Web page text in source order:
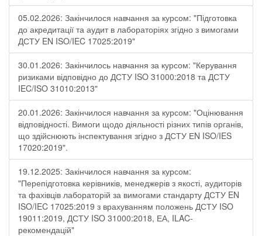
05.02.2026: Закінчилося навчання за курсом: "Підготовка
до акредитації та аудит в лабораторіях згідно з вимогами
ДСТУ EN ISO/IEC 17025:2019"
30.01.2026: Закінчилось навчання за курсом: "Керування
ризиками відповідно до ДСТУ ISO 31000:2018 та ДСТУ
IEC/ISO 31010:2013"
20.01.2026: Закінчилося навчання за курсом: "Оцінювання
відповідності. Вимоги щодо діяльності різних типів органів,
що здійснюють інспектування згідно з ДСТУ ЕN ISO/IES
17020:2019".
19.12.2025: Закінчилося навчання за курсом:
"Перепідготовка керівників, менеджерів з якості, аудиторів
та фахівців лабораторій за вимогами стандарту ДСТУ EN
ISO/IEC 17025:2019 з врахуванням положень ДСТУ ISO
19011:2019, ДСТУ ISO 31000:2018, ЕА, ILAC-
рекомендацій"